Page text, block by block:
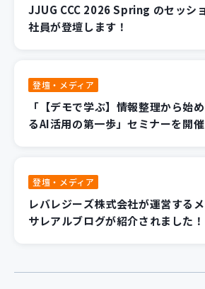
JJUG CCC 2026 Spring のセッシ
社員が登壇します！
登壇・メディア
「【デモで学ぶ】情報整理から始
るAI活用の第一歩」セミナーを開
登壇・メディア
レバレジーズ株式会社が運営する
サレアルブログが紹介されました！